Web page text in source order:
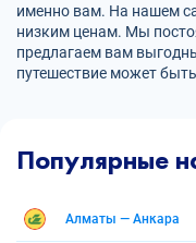
именно вам. На нашем
низким ценам. Мы
предлагаем вам
путешествие может
Популярные
Алматы — Анкара